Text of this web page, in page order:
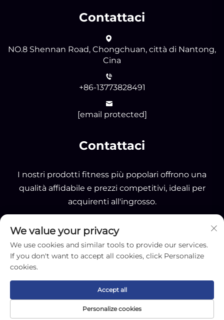
Contattaci
NO.8 Shennan Road, Chongchuan, città di Nantong,
Cina
+86-13773828491
[email protected]
Contattaci
I nostri prodotti fitness più popolari offrono una
qualità affidabile e prezzi competitivi, ideali per
acquirenti all'ingrosso.
Copyright © 2025 by Nantong OK Sporting Co.,Ltd -
Informativa sulla Privacy
We value your privacy
We use cookies and similar tools to provide our services.
If you don't want to accept all cookies, click Personalize
cookies.
Personalize cookies
Accept all